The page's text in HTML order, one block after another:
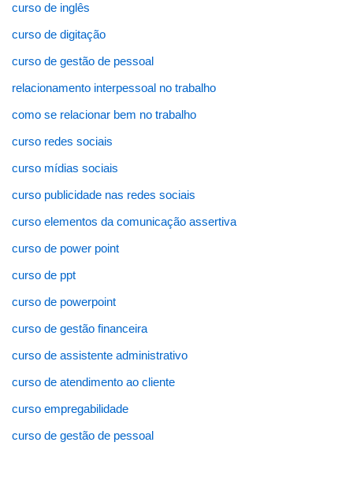
curso de inglês
curso de digitação
curso de gestão de pessoal
relacionamento interpessoal no trabalho
como se relacionar bem no trabalho
curso redes sociais
curso mídias sociais
curso publicidade nas redes sociais
curso elementos da comunicação assertiva
curso de power point
curso de ppt
curso de powerpoint
curso de gestão financeira
curso de assistente administrativo
curso de atendimento ao cliente
curso empregabilidade
curso de gestão de pessoal